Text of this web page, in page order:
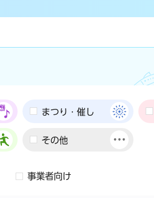
まつり・催し
その他
事業者向け